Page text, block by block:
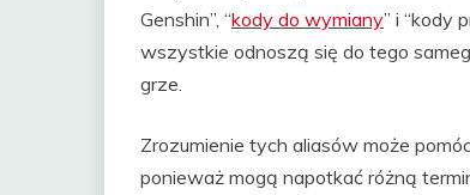
Genshin”, “kody do wymiany” i “kody
wszystkie odnoszą się do tego
grze.
Zrozumienie tych aliasów może
ponieważ mogą napotkać różną